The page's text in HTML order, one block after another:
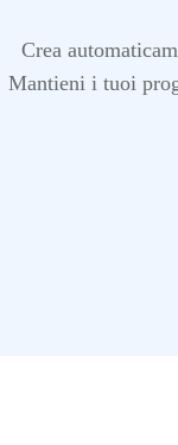
Crea
Mantieni i tuoi